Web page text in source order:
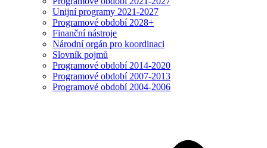
Unijní programy 2021-2027
Programové období 2028+
Finanční nástroje
Národní orgán pro koordinaci
Slovník pojmů
Programové období 2014-2020
Programové období 2007-2013
Programové období 2004-2006